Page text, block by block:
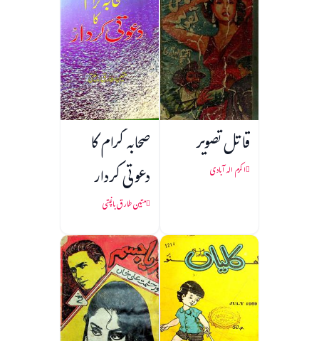
قاتل تصویر
اکرم الہ آبادی
صحابہ کرام کا
دعوتی کردار
متین طارق باغپتی